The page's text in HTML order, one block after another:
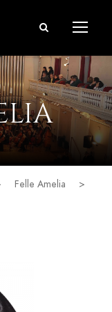
Felle Amelia
>